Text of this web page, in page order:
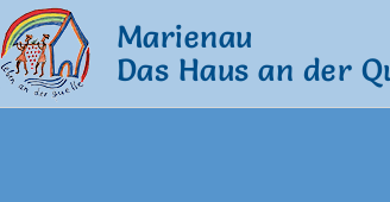
Marienau
Das Haus an der